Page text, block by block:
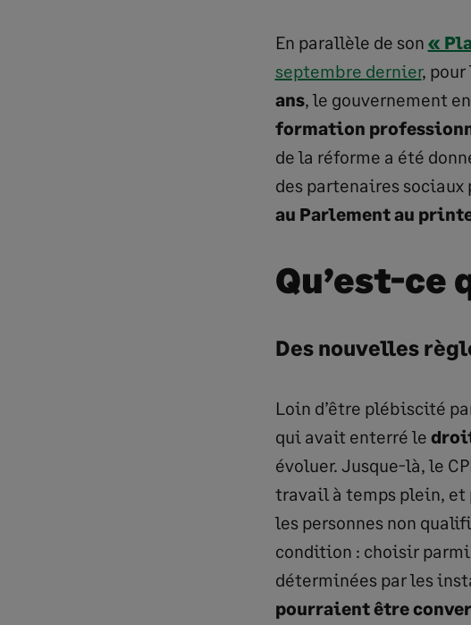
En parallèle de son «
septembre dernier,
ans, le gouvernement
formation
de la réforme a été
des partenaires
au Parlement au
Qu’est-
Des nouvelles
Loin d’être plébiscité
qui avait enterré le
évoluer. Jusque-là, le
travail à temps plein, et
les personnes non
condition : choisir
déterminées par les
pourraient être